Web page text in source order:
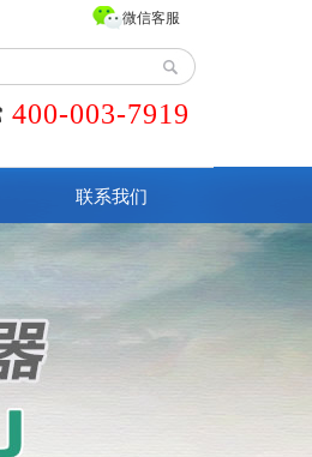
400-003-7919
微信客服
联系我们